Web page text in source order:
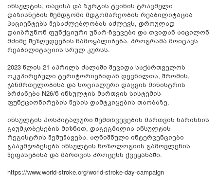
ინსულტის, თავისა და ზურგის ტვინის ტრავმული
დაზიანების შემდგომი მდგომარეობის რეაბილიტაცია
პაციენტებს შესაძლებლობას აძლევს, დროულად
დაიბრუნონ ფუნქციური უნარ-ჩვევები და თვიდან აიცილონ
მძიმე შეზღუდვების ჩამოყალიბება. პროგრამა მოიცავს
რეაბილიტაციის სრულ კურსს.
2023 წლის 21 აპრილს ძალაში შევიდა საქართველოს
ოკუპირებული ტერიტორიებიდან დევნილთა, შრომის,
ჯანმრთელობისა და სოციალური დაცვის მინისტრის
ბრძანება N26/ნ ინსულტის მართვის სისტემის
ფუნქციონირების წესის დამტკიცების თაობაზე.
ინსულტის ჰოსპიტალური შემთხვევების მართვის ხარისხის
გაუმჯობესების მიზნით, დაგეგმილია ინსულტის
რეგისტრის შემუშავება. აღნიშნული ინტერვენციები
გააუმჯობესებს ინსულტის ნოზოლოგიის გამოვლენის
შეფასებისა და მართვის პროცესს ქვეყანაში.
https://www.world-stroke.org/world-stroke-day-campaign